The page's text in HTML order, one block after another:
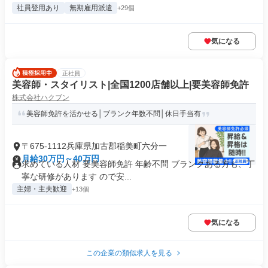
社員登用あり 無期雇用派遣 +29個
気になる
正社員
美容師・スタイリスト|全国1200店舗以上|要美容師免許
株式会社ハクブン
美容師免許を活かせる│ブランク年数不問│休日手当有
〒675-1112兵庫県加古郡稲美町六分一
月給30万円～40万円
求めている人材 要美容師免許 年齢不問 ブランクある方も、丁
寧な研修があります ので安...
主婦・主夫歓迎 +13個
気になる
この企業の類似求人を見る